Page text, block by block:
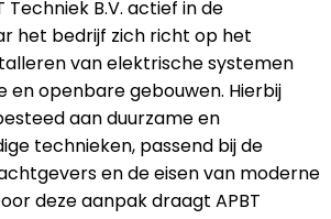
Techniek B.V. actief in de
het bedrijf zich richt op het
van elektrische systemen
openbare gebouwen. Hierbij
aan duurzame en
technieken, passend bij de
en de eisen van moderne
deze aanpak draagt APBT